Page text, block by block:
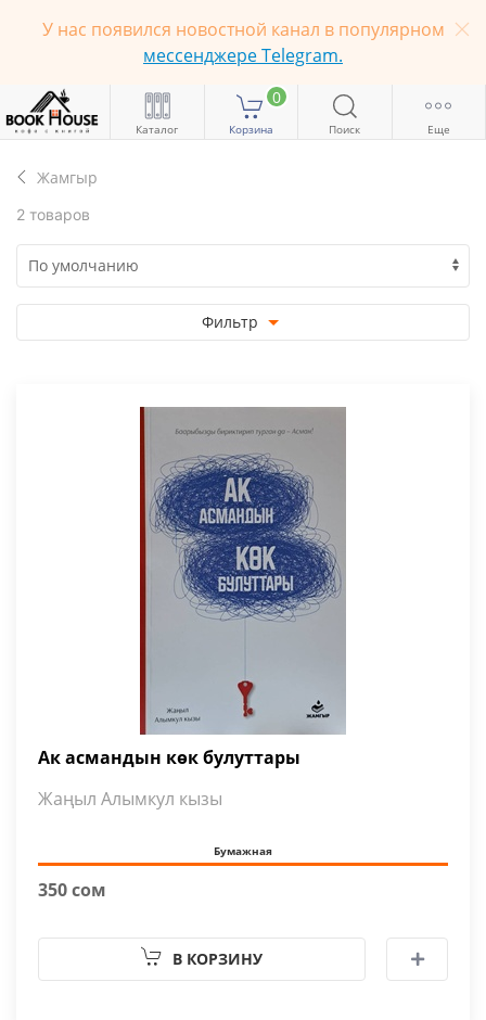
У нас появился новостной канал в популярном
мессенджере Telegram.
Каталог
0
Корзина Поиск Еще
Жамгыр
2 товаров
Фильтр
Ак асмандын көк булуттары
Жаңыл Алымкул кызы
Бумажная
350 сом
В КОРЗИНУ